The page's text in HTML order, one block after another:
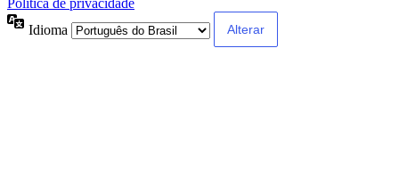
Política de privacidade
Idioma